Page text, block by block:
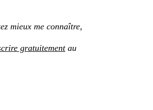
mieux me connaître,
gratuitementau